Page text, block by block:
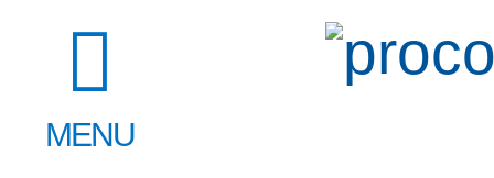
MENU